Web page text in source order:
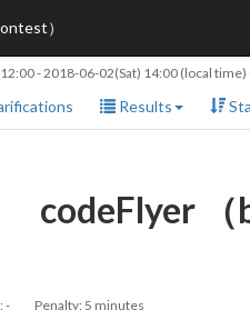
）
-2018-06-02(Sat) 14:00 (local
Results
codeFlyer
- Penalty: 5 minutes